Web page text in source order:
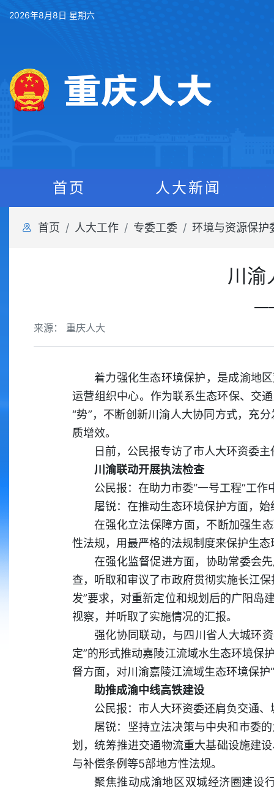
2026年8月8日 星期六
首页 人大新闻
首页 人大工作 专委工委 环境与资源保护
川渝
来源： 重庆人大
着力强化生态环境保护，是成渝地
运营组织中心。作为联系生态环保、交
“势”，不断创新川渝人大协同方式，充
质增效。
日前，公民报专访了市人大环资委
川渝联动开展执法检查
公民报：在助力市委“一号工程”工
屠锐：在推动生态环境保护方面，
在强化立法保障方面，不断加强生
性法规，用最严格的法规制度来保护生态
在强化监督促进方面，协助常委会
查，听取和审议了市政府贯彻实施长江
发”要求，对重新定位和规划后的广阳岛
视察，并听取了实施情况的汇报。
强化协同联动，与四川省人大城环
定”的形式推动嘉陵江流域水生态环境保
督方面，对川渝嘉陵江流域生态环境保
助推成渝中线高铁建设
公民报：市人大环资委还肩负交通
屠锐：坚持立法决策与中央和市委
划，统筹推进交通物流重大基础设施建
与补偿条例等5部地方性法规。
聚焦推动成渝地区双城经济圈建设